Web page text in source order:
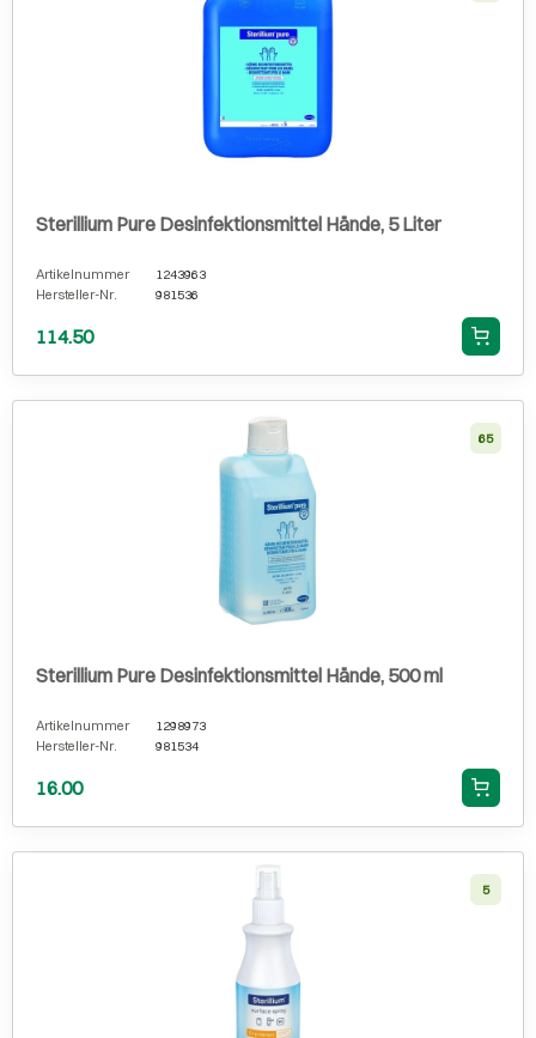
Sterillium Pure Desinfektionsmittel Hände, 5 Liter
Artikelnummer
1243963
Hersteller-Nr.
981536
114.50
65
Sterillium Pure Desinfektionsmittel Hände, 500 ml
Artikelnummer
1298973
Hersteller-Nr.
981534
16.00
5